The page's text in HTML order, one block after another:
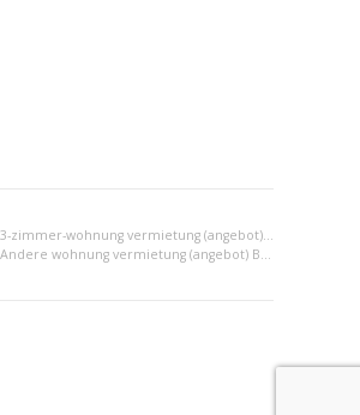
3-zimmer-wohnung vermietung (angebot) Bratislava III
Andere wohnung vermietung (angebot) Bratislava III